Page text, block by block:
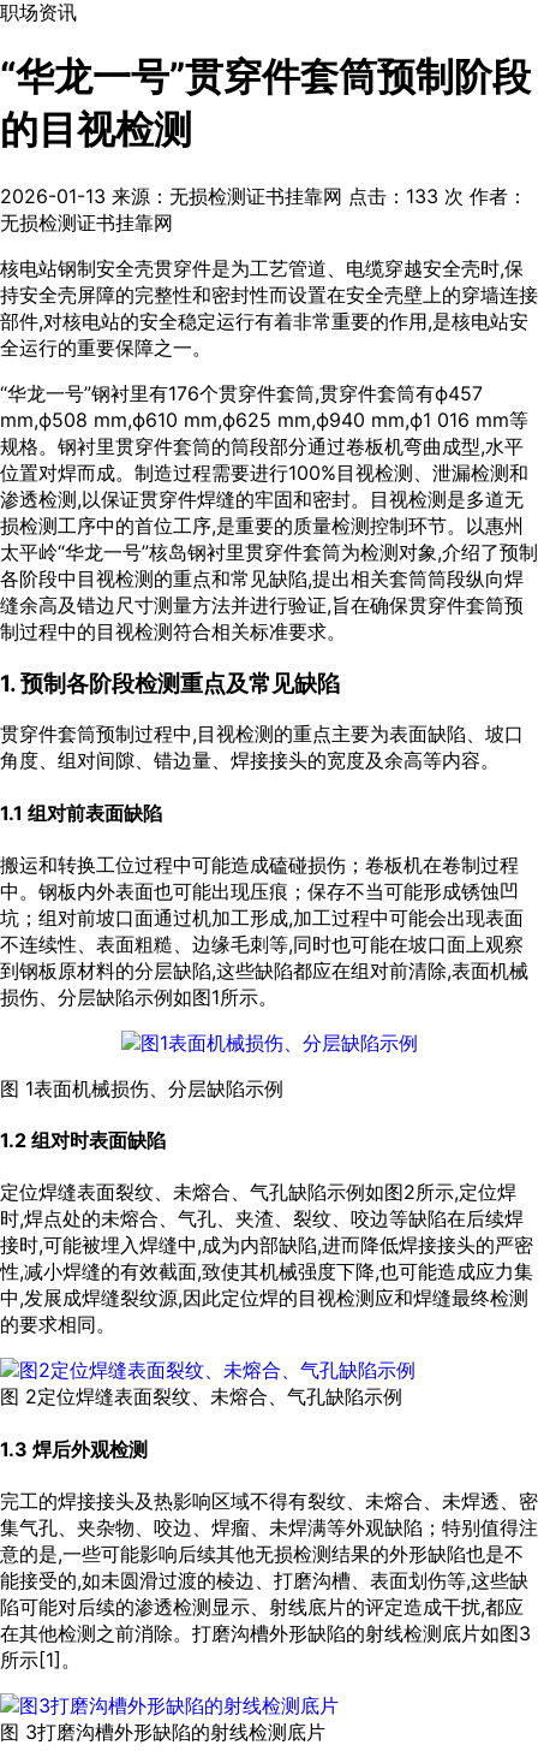
职场资讯
“华龙一号”贯穿件套筒预制阶段
的目视检测
2026-01-13 来源：无损检测证书挂靠网 点击： 133 次 作者：
无损检测证书挂靠网
核电站钢制安全壳贯穿件是为工艺管道、电缆穿越安全壳时,保
持安全壳屏障的完整性和密封性而设置在安全壳壁上的穿墙连接
部件,对核电站的安全稳定运行有着非常重要的作用,是核电站安
全运行的重要保障之一。
“华龙一号”钢衬里有176个贯穿件套筒,贯穿件套筒有ϕ457
mm,ϕ508 mm,ϕ610 mm,ϕ625 mm,ϕ940 mm,ϕ1 016 mm等
规格。钢衬里贯穿件套筒的筒段部分通过卷板机弯曲成型,水平
位置对焊而成。制造过程需要进行100%目视检测、泄漏检测和
渗透检测,以保证贯穿件焊缝的牢固和密封。目视检测是多道无
损检测工序中的首位工序,是重要的质量检测控制环节。以惠州
太平岭“华龙一号”核岛钢衬里贯穿件套筒为检测对象,介绍了预制
各阶段中目视检测的重点和常见缺陷,提出相关套筒筒段纵向焊
缝余高及错边尺寸测量方法并进行验证,旨在确保贯穿件套筒预
制过程中的目视检测符合相关标准要求。
1. 预制各阶段检测重点及常见缺陷
贯穿件套筒预制过程中,目视检测的重点主要为表面缺陷、坡口
角度、组对间隙、错边量、焊接接头的宽度及余高等内容。
1.1 组对前表面缺陷
搬运和转换工位过程中可能造成磕碰损伤；卷板机在卷制过程
中。钢板内外表面也可能出现压痕；保存不当可能形成锈蚀凹
坑；组对前坡口面通过机加工形成,加工过程中可能会出现表面
不连续性、表面粗糙、边缘毛刺等,同时也可能在坡口面上观察
到钢板原材料的分层缺陷,这些缺陷都应在组对前清除,表面机械
损伤、分层缺陷示例如图1所示。
图 1表面机械损伤、分层缺陷示例
1.2 组对时表面缺陷
定位焊缝表面裂纹、未熔合、气孔缺陷示例如图2所示,定位焊
时,焊点处的未熔合、气孔、夹渣、裂纹、咬边等缺陷在后续焊
接时,可能被埋入焊缝中,成为内部缺陷,进而降低焊接接头的严密
性,减小焊缝的有效截面,致使其机械强度下降,也可能造成应力集
中,发展成焊缝裂纹源,因此定位焊的目视检测应和焊缝最终检测
的要求相同。
图 2定位焊缝表面裂纹、未熔合、气孔缺陷示例
1.3 焊后外观检测
完工的焊接接头及热影响区域不得有裂纹、未熔合、未焊透、密
集气孔、夹杂物、咬边、焊瘤、未焊满等外观缺陷；特别值得注
意的是,一些可能影响后续其他无损检测结果的外形缺陷也是不
能接受的,如未圆滑过渡的棱边、打磨沟槽、表面划伤等,这些缺
陷可能对后续的渗透检测显示、射线底片的评定造成干扰,都应
在其他检测之前消除。打磨沟槽外形缺陷的射线检测底片如图3
所示[1]。
图 3打磨沟槽外形缺陷的射线检测底片